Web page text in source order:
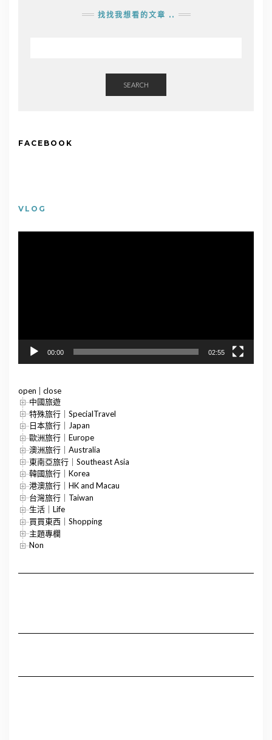
找找我想看的文章 ..
SEARCH
FACEBOOK
VLOG
00:00 02:55
open
close
中國旅遊
特殊旅行｜SpecialTravel
日本旅行｜Japan
歐洲旅行｜Europe
澳洲旅行｜Australia
東南亞旅行｜Southeast Asia
韓國旅行｜Korea
港澳旅行｜HK and Macau
台灣旅行｜Taiwan
生活｜Life
買買東西｜Shopping
主題專欄
Non